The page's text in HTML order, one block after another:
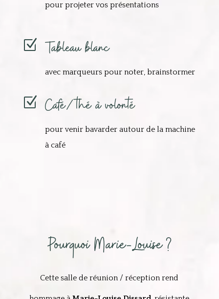
pour projeter vos présentations
Z Tableau blanc
avec marqueurs pour noter, brainstormer
Z Café/thé à volonté
pour venir bavarder autour de la machine
à café
Pourquoi Marie-Louise ?
Cette salle de réunion / réception rend